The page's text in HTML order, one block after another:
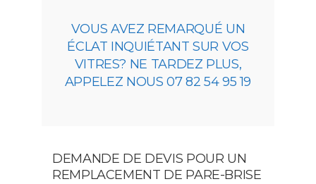
VOUS AVEZ REMARQUÉ UN
ÉCLAT INQUIÉTANT SUR VOS
VITRES? NE TARDEZ PLUS,
APPELEZ NOUS 07 82 54 95 19
DEMANDE DE DEVIS POUR UN
REMPLACEMENT DE PARE-BRISE